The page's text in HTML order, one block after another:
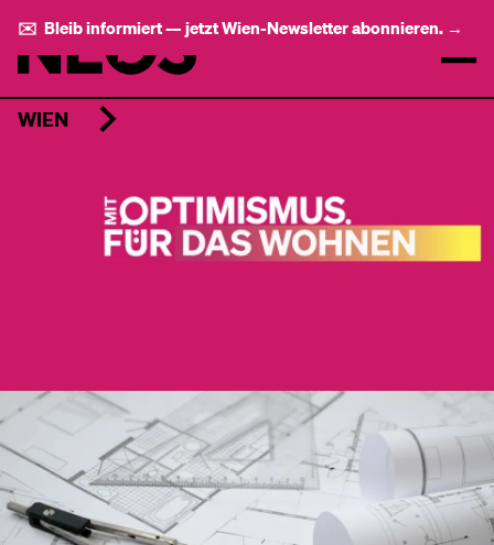
✉️ Bleib informiert — jetzt Wien-Newsletter abonnieren. →
WIEN